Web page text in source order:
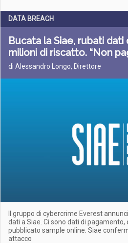
DATA BREACH
Bucata la Siae, rubati dati
milioni di riscatto. “Non
di Alessandro Longo, Direttore
Il gruppo di cybercrime Everest
dati a Siae. Ci sono dati di
pubblicato sample online. Siae
attacco